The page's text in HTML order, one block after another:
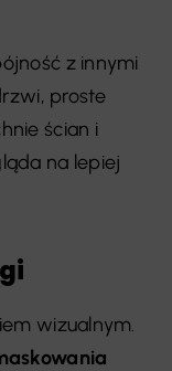
z innymi
proste
ścian i
na lepiej
wizualnym.